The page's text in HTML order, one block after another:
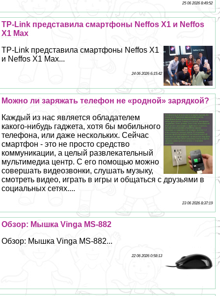
25 06 2026 8:49:52
TP-Link представила смартфоны Neffos Х1 и Neffos
X1 Max
TP-Link представила смартфоны Neffos Х1
и Neffos X1 Max...
24 06 2026 6:15:42
Можно ли заряжать телефон не «родной» зарядкой?
Каждый из нас является обладателем
какого-нибудь гаджета, хотя бы мобильного
телефона, или даже нескольких. Сейчас
смартфон - это не просто средство
коммуникации, а целый развлекательный
мультимедиа центр. С его помощью можно
совершать видеозвонки, слушать музыку,
смотреть видео, играть в игры и общаться с друзьями в
социальных сетях....
23 06 2026 8:37:19
Обзор: Мышка Vinga MS-882
Обзор: Мышка Vinga MS-882...
22 06 2026 0:58:13